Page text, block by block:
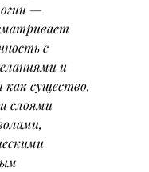
—
с
и
как существо,
слоями